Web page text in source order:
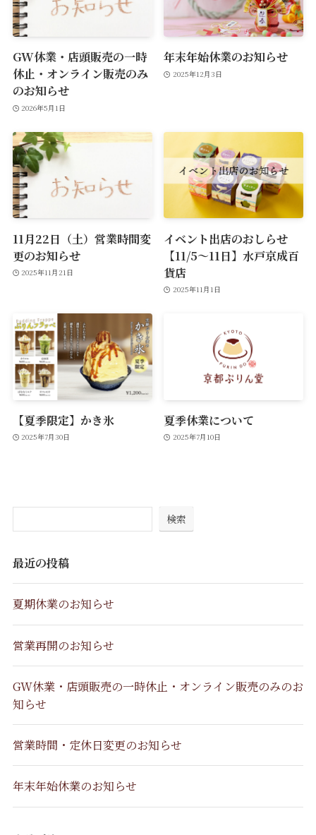
GW休業・店頭販売の一時
休止・オンライン販売のみ
のお知らせ
2026年5月1日
年末年始休業のお知らせ
2025年12月3日
11月22日（土）営業時間変
更のお知らせ
2025年11月21日
イベント出店のおしらせ
【11/5～11日】水戸京成百
貨店
2025年11月1日
【夏季限定】かき氷
2025年7月30日
夏季休業について
2025年7月10日
検索
最近の投稿
夏期休業のお知らせ
営業再開のお知らせ
GW休業・店頭販売の一時休止・オンライン販売のみのお
知らせ
営業時間・定休日変更のお知らせ
年末年始休業のお知らせ